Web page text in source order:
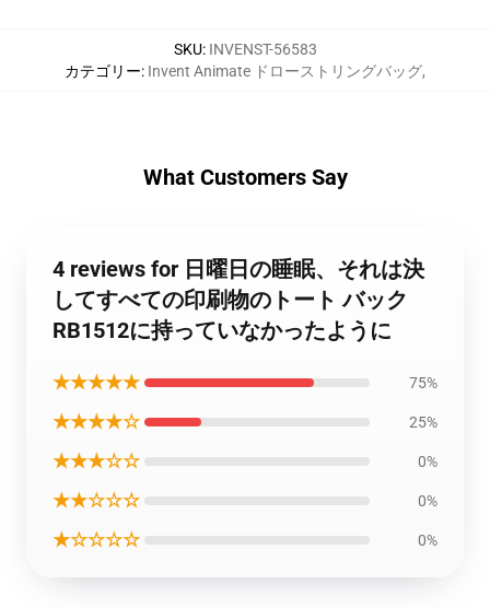
SKU: INVENST-56583
カテゴリー: Invent Animate ドローストリングバッグ,
What Customers Say
4 reviews for 日曜日の睡眠、それは決
してすべての印刷物のトート バック
RB1512に持っていなかったように
★★★★★ 75%
★★★★☆ 25%
★★★☆☆ 0%
★★☆☆☆ 0%
★☆☆☆☆ 0%